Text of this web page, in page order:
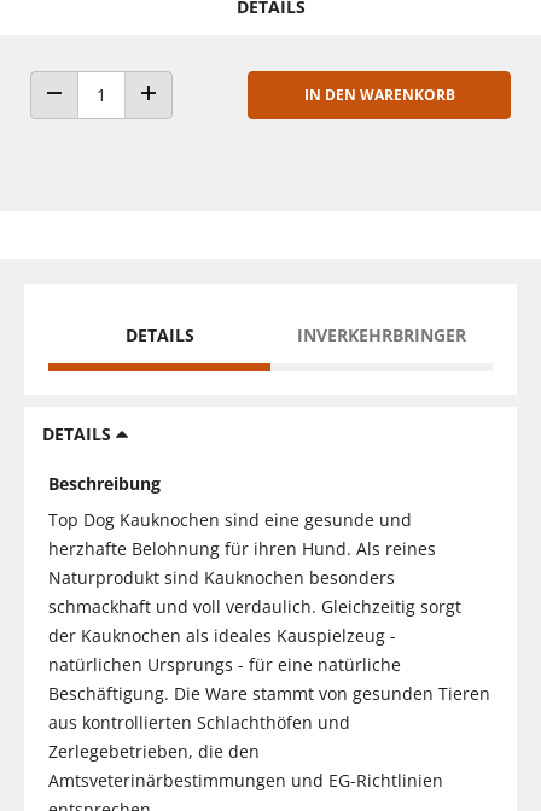
DETAILS
ANZAHL VERRINGERNANZAHL ERHÖHEN
IN DEN WARENKORB
DETAILS INVERKEHRBRINGER
DETAILS
Beschreibung
Top Dog Kauknochen sind eine gesunde und
herzhafte Belohnung für ihren Hund. Als reines
Naturprodukt sind Kauknochen besonders
schmackhaft und voll verdaulich. Gleichzeitig sorgt
der Kauknochen als ideales Kauspielzeug -
natürlichen Ursprungs - für eine natürliche
Beschäftigung. Die Ware stammt von gesunden Tieren
aus kontrollierten Schlachthöfen und
Zerlegebetrieben, die den
Amtsveterinärbestimmungen und EG-Richtlinien